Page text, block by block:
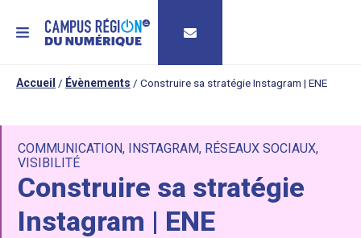
MENU
Accueil / Évènements / Construire sa stratégie Instagram | ENE
COMMUNICATION, INSTAGRAM, RÉSEAUX SOCIAUX,
VISIBILITÉ
Construire sa stratégie
Instagram | ENE